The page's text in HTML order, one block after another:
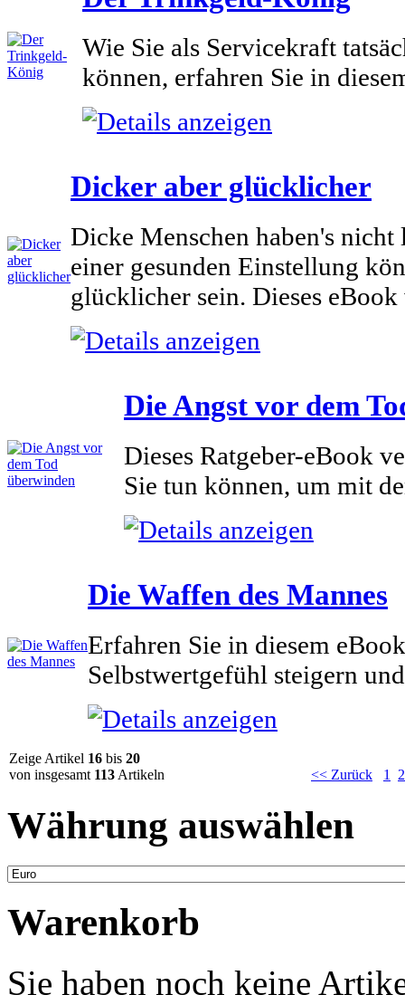
Wie Sie als Servicekraft
können, erfahren Sie in
Dicker aber glücklicher
Dicke Menschen haben's
einer gesunden Einstellung
glücklicher sein. Dieses
Die Angst vor dem
Dieses Ratgeber-eBook
Sie tun können, um mit
Die Waffen des Mannes
Erfahren Sie in diesem
Selbstwertgefühl steigern
Zeige Artikel 16 bis 20
von insgesamt 113 Artikeln << Zurück 1 2
Währung auswählen
Warenkorb
Sie haben noch keine